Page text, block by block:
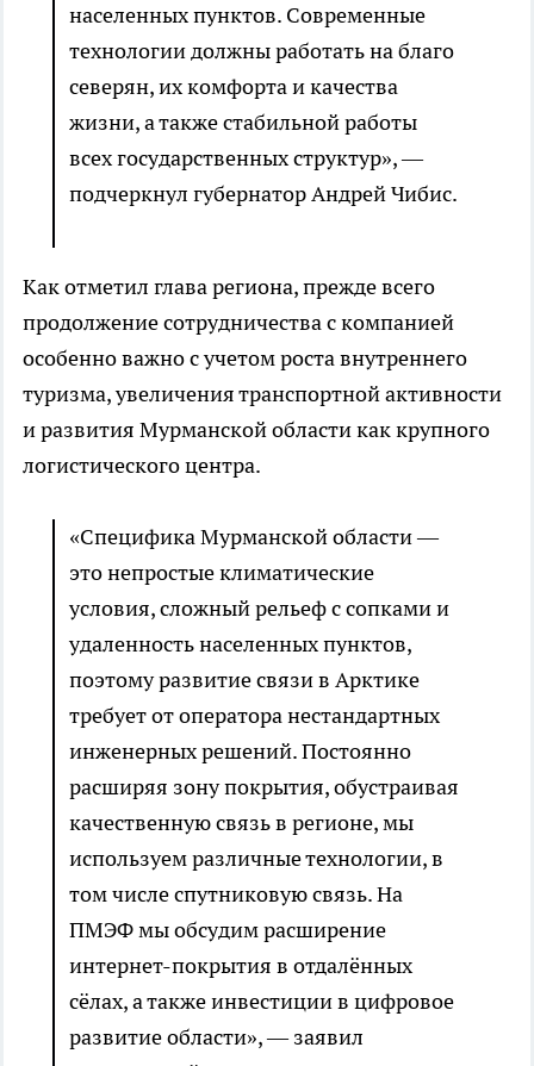
населенных пунктов. Современные
технологии должны работать на благо
северян, их комфорта и качества
жизни, а также стабильной работы
всех государственных структур», —
подчеркнул губернатор Андрей Чибис.
Как отметил глава региона, прежде всего
продолжение сотрудничества с компанией
особенно важно с учетом роста внутреннего
туризма, увеличения транспортной активности
и развития Мурманской области как крупного
логистического центра.
«Специфика Мурманской области —
это непростые климатические
условия, сложный рельеф с сопками и
удаленность населенных пунктов,
поэтому развитие связи в Арктике
требует от оператора нестандартных
инженерных решений. Постоянно
расширяя зону покрытия, обустраивая
качественную связь в регионе, мы
используем различные технологии, в
том числе спутниковую связь. На
ПМЭФ мы обсудим расширение
интернет-покрытия в отдалённых
сёлах, а также инвестиции в цифровое
развитие области», — заявил